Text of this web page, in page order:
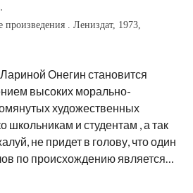
. Лениздат, 1973,
Онегин становится
высоких морально-
художественных
школьникам и студентам , а так
не придет в голову, что один
по происхождению является…